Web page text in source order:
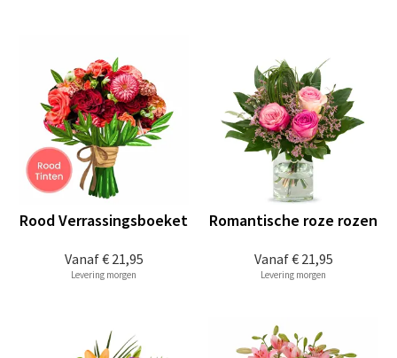
Vanaf€ 21,95
Rood Verrassingsboeket
Levering morgen
Vanaf€ 21,95
Romantische roze rozen
Levering morgen